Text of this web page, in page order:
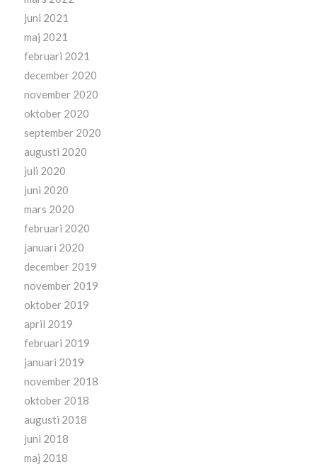
juni 2021
maj 2021
februari 2021
december 2020
november 2020
oktober 2020
september 2020
augusti 2020
juli 2020
juni 2020
mars 2020
februari 2020
januari 2020
december 2019
november 2019
oktober 2019
april 2019
februari 2019
januari 2019
november 2018
oktober 2018
augusti 2018
juni 2018
maj 2018